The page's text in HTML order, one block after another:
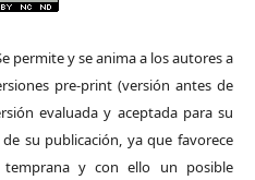
permite y se anima a los autores a
pre-print (versión antes de
evaluada y aceptada para su
su publicación, ya que favorece
y con ello un posible